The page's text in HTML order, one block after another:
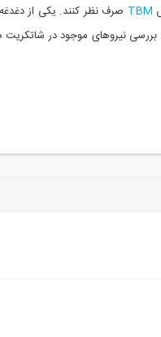
TBM
نیروهای موجود در